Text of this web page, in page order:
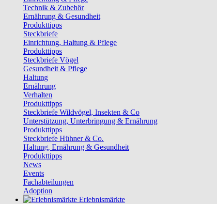
Technik & Zubehör
Ernährung & Gesundheit
Produkttipps
Steckbriefe
Einrichtung, Haltung & Pflege
Produkttipps
Steckbriefe Vögel
Gesundheit & Pflege
Haltung
Ernährung
Verhalten
Produkttipps
Steckbriefe Wildvögel, Insekten & Co
Unterstützung, Unterbringung & Ernährung
Produkttipps
Steckbriefe Hühner & Co.
Haltung, Ernährung & Gesundheit
Produkttipps
News
Events
Fachabteilungen
Adoption
Erlebnismärkte